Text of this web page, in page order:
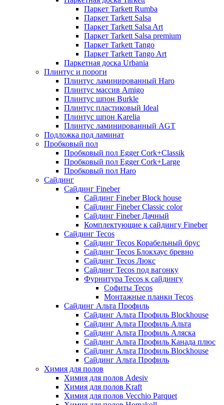
Паркет Tarkett Rumba
Паркет Tarkett Salsa
Паркет Tarkett Salsa Art
Паркет Tarkett Salsa premium
Паркет Tarkett Tango
Паркет Tarkett Tango Art
Паркетная доска Urbania
Плинтус и пороги
Плинтус ламинированный Haro
Плинтус массив Amigo
Плинтус шпон Burkle
Плинтус пластиковый Ideal
Плинтус шпон Karelia
Плинтус ламинированный AGT
Подложка под ламинат
Пробковый пол
Пробковый пол Egger Cork+Classik
Пробковый пол Egger Cork+Large
Пробковый пол Haro
Сайдинг
Сайдинг Fineber
Сайдинг Fineber Block house
Сайдинг Fineber Classic color
Сайдинг Fineber Дачный
Комплектующие к сайдингу Fineber
Сайдинг Tecos
Сайдинг Tecos Корабельный брус
Сайдинг Tecos Блокхаус бревно
Сайдинг Tecos Люкс
Сайдинг Tecos под вагонку
Фурнитура Tecos к сайдингу
Софиты Tecos
Монтажные планки Tecos
Сайдинг Альта Профиль
Сайдинг Альта Профиль Blockhouse
Сайдинг Альта Профиль Альта
Сайдинг Альта Профиль Аляска
Сайдинг Альта Профиль Канада плюс
Сайдинг Альта Профиль Blockhouse
Сайдинг Альта Профиль
Химия для полов
Химия для полов Adesiv
Химия для полов Kraft
Химия для полов Vecchio Parquet